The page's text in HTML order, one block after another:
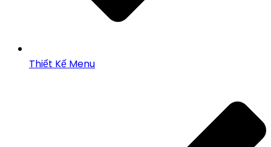
Thiết Kế Menu